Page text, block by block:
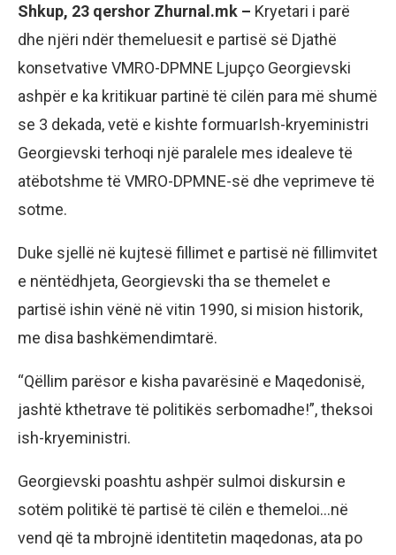
Shkup, 23 qershor Zhurnal.mk – Kryetari i parë
dhe njëri ndër themeluesit e partisë së Djathë
konsetvative VMRO-DPMNE Ljupço Georgievski
ashpër e ka kritikuar partinë të cilën para më shumë
se 3 dekada, vetë e kishte formuarIsh-kryeministri
Georgievski terhoqi një paralele mes idealeve të
atëbotshme të VMRO-DPMNE-së dhe veprimeve të
sotme.
Duke sjellë në kujtesë fillimet e partisë në fillimvitet
e nëntëdhjeta, Georgievski tha se themelet e
partisë ishin vënë në vitin 1990, si mision historik,
me disa bashkëmendimtarë.
“Qëllim parësor e kisha pavarësinë e Maqedonisë,
jashtë kthetrave të politikës serbomadhe!”, theksoi
ish-kryeministri.
Georgievski poashtu ashpër sulmoi diskursin e
sotëm politikë të partisë të cilën e themeloi…në
vend që ta mbrojnë identitetin maqedonas, ata po